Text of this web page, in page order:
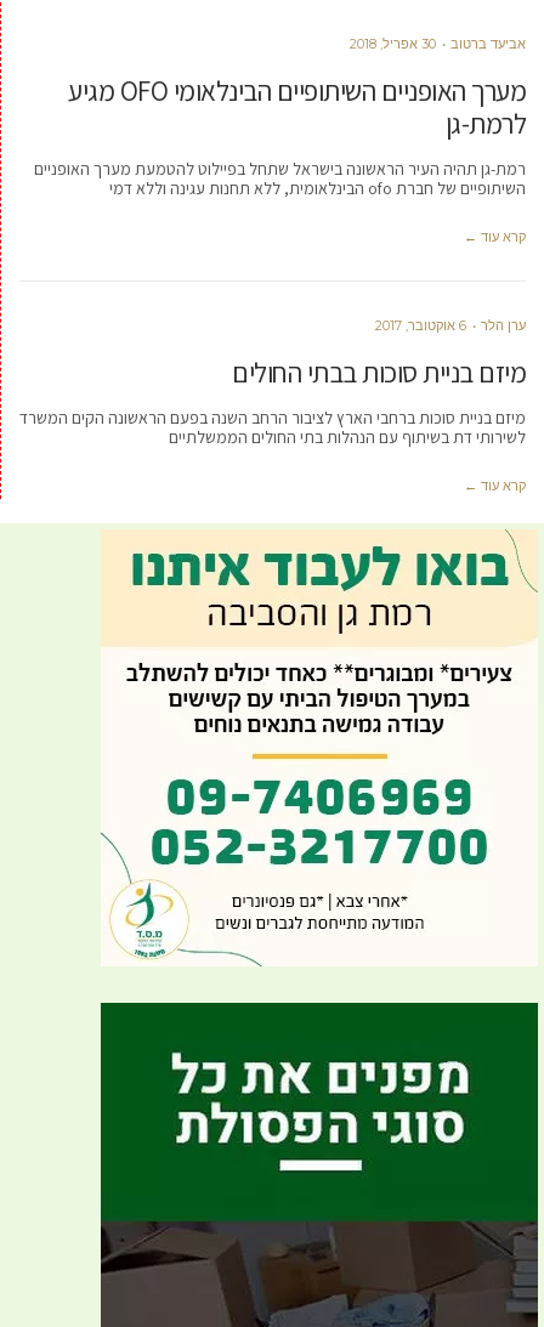
אביעד ברטוב 30 אפריל, 2018
מערך האופניים השיתופיים הבינלאומי OFO מגיע
לרמת-גן
רמת-גן תהיה העיר הראשונה בישראל שתחל בפיילוט להטמעת מערך האופניים
השיתופיים של חברת ofo הבינלאומית, ללא תחנות עגינה וללא דמי
קרא עוד ←
ערן הלר 6 אוקטובר, 2017
מיזם בניית סוכות בבתי החולים
מיזם בניית סוכות ברחבי הארץ לציבור הרחב השנה בפעם הראשונה הקים המשרד
לשירותי דת בשיתוף עם הנהלות בתי החולים הממשלתיים
קרא עוד ←